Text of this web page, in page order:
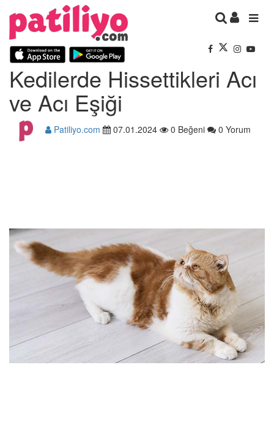
Kedilerde Hissettikleri Acı
ve Acı Eşiği
Patiliyo.com 07.01.2024 0 Beğeni 0 Yorum